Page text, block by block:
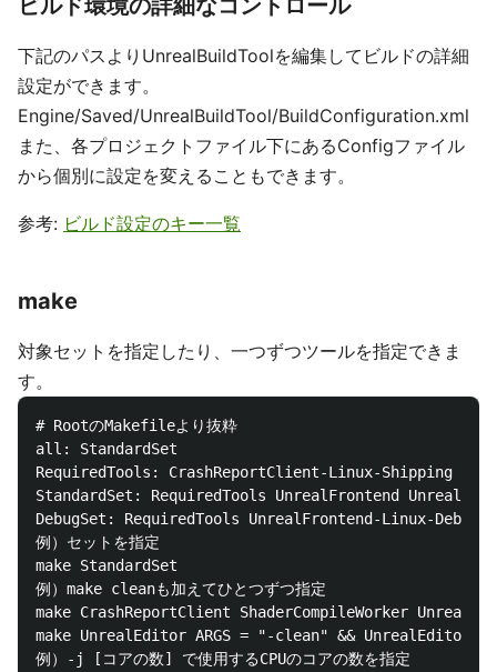
ビルド環境の詳細なコントロール
下記のパスよりUnrealBuildToolを編集してビルドの詳細
設定ができます。
Engine/Saved/UnrealBuildTool/BuildConfiguration.xml
また、各プロジェクトファイル下にあるConfigファイル
から個別に設定を変えることもできます。
参考: ビルド設定のキー一覧
make
対象セットを指定したり、一つずつツールを指定できま
す。
# RootのMakefileより抜粋
all: StandardSet
RequiredTools: CrashReportClient-Linux-Shipping
StandardSet: RequiredTools UnrealFrontend
DebugSet: RequiredTools UnrealFrontend-Linux-Debug
例）セットを指定
make StandardSet
例）make cleanも加えてひとつずつ指定
make CrashReportClient ShaderCompileWorker
make UnrealEditor ARGS = "-clean" && UnrealEditor
例）-j [コアの数] で使用するCPUのコアの数を指定